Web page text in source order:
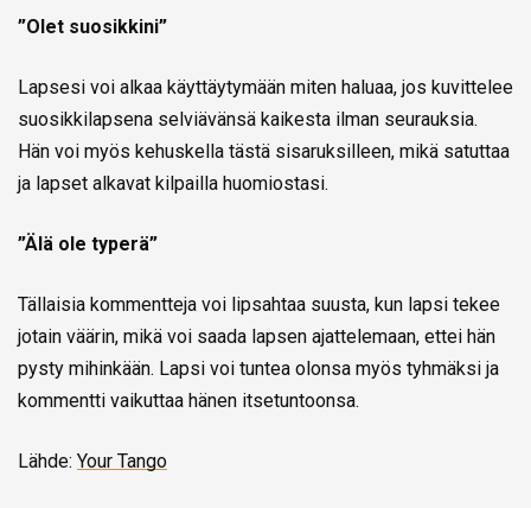
”Olet suosikkini”
Lapsesi voi alkaa käyttäytymään miten haluaa, jos kuvittelee
suosikkilapsena selviävänsä kaikesta ilman seurauksia.
Hän voi myös kehuskella tästä sisaruksilleen, mikä satuttaa
ja lapset alkavat kilpailla huomiostasi.
”Älä ole typerä”
Tällaisia kommentteja voi lipsahtaa suusta, kun lapsi tekee
jotain väärin, mikä voi saada lapsen ajattelemaan, ettei hän
pysty mihinkään. Lapsi voi tuntea olonsa myös tyhmäksi ja
kommentti vaikuttaa hänen itsetuntoonsa.
Lähde: Your Tango